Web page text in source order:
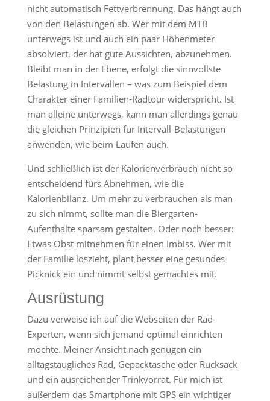
nicht automatisch Fettverbrennung. Das hängt auch
von den Belastungen ab. Wer mit dem MTB
unterwegs ist und auch ein paar Höhenmeter
absolviert, der hat gute Aussichten, abzunehmen.
Bleibt man in der Ebene, erfolgt die sinnvollste
Belastung in Intervallen – was zum Beispiel dem
Charakter einer Familien-Radtour widerspricht. Ist
man alleine unterwegs, kann man allerdings genau
die gleichen Prinzipien für Intervall-Belastungen
anwenden, wie beim Laufen auch.
Und schließlich ist der Kalorienverbrauch nicht so
entscheidend fürs Abnehmen, wie die
Kalorienbilanz. Um mehr zu verbrauchen als man
zu sich nimmt, sollte man die Biergarten-
Aufenthalte sparsam gestalten. Oder noch besser:
Etwas Obst mitnehmen für einen Imbiss. Wer mit
der Familie loszieht, plant besser eine gesundes
Picknick ein und nimmt selbst gemachtes mit.
Ausrüstung
Dazu verweise ich auf die Webseiten der Rad-
Experten, wenn sich jemand optimal einrichten
möchte. Meiner Ansicht nach genügen ein
alltagstaugliches Rad, Gepäcktasche oder Rucksack
und ein ausreichender Trinkvorrat. Für mich ist
außerdem das Smartphone mit GPS ein wichtiger